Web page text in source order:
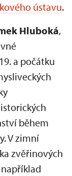
ústavu.
Hluboká,
a počátku
během
V zimní
zvěřinových